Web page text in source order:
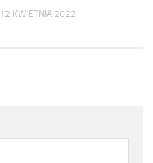
12 KWIETNIA 2022